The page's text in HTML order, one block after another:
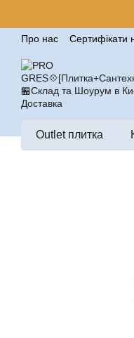
Про нас Сертифікати
Outlet плитка